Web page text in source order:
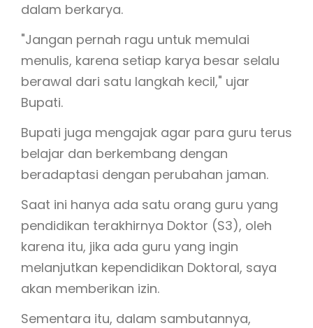
dalam berkarya.
"Jangan pernah ragu untuk memulai
menulis, karena setiap karya besar selalu
berawal dari satu langkah kecil," ujar
Bupati.
Bupati juga mengajak agar para guru terus
belajar dan berkembang dengan
beradaptasi dengan perubahan jaman.
Saat ini hanya ada satu orang guru yang
pendidikan terakhirnya Doktor (S3), oleh
karena itu, jika ada guru yang ingin
melanjutkan kependidikan Doktoral, saya
akan memberikan izin.
Sementara itu, dalam sambutannya,